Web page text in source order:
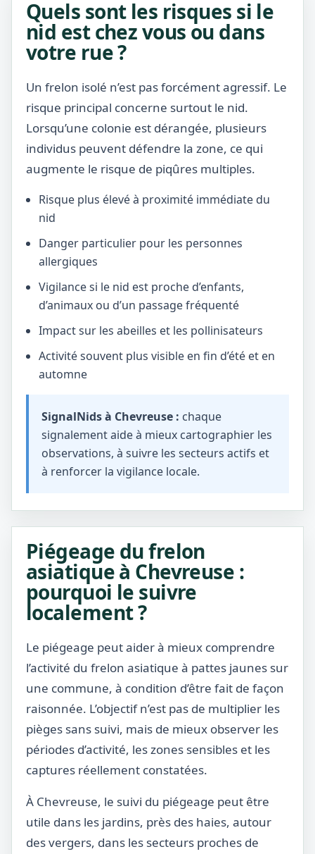
Quels sont les risques si le
nid est chez vous ou dans
votre rue ?
Un frelon isolé n’est pas forcément agressif. Le
risque principal concerne surtout le nid.
Lorsqu’une colonie est dérangée, plusieurs
individus peuvent défendre la zone, ce qui
augmente le risque de piqûres multiples.
Risque plus élevé à proximité immédiate du
nid
Danger particulier pour les personnes
allergiques
Vigilance si le nid est proche d’enfants,
d’animaux ou d’un passage fréquenté
Impact sur les abeilles et les pollinisateurs
Activité souvent plus visible en fin d’été et en
automne
SignalNids à Chevreuse : chaque
signalement aide à mieux cartographier les
observations, à suivre les secteurs actifs et
à renforcer la vigilance locale.
Piégeage du frelon
asiatique à Chevreuse :
pourquoi le suivre
localement ?
Le piégeage peut aider à mieux comprendre
l’activité du frelon asiatique à pattes jaunes sur
une commune, à condition d’être fait de façon
raisonnée. L’objectif n’est pas de multiplier les
pièges sans suivi, mais de mieux observer les
périodes d’activité, les zones sensibles et les
captures réellement constatées.
À Chevreuse, le suivi du piégeage peut être
utile dans les jardins, près des haies, autour
des vergers, dans les secteurs proches de